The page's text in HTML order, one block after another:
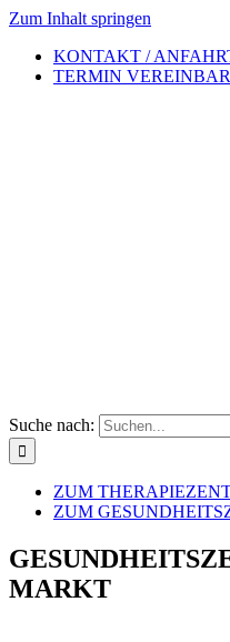
Zum Inhalt springen
KONTAKT /
TERMIN
Suche nach:
ZUM
ZUM
MARKT